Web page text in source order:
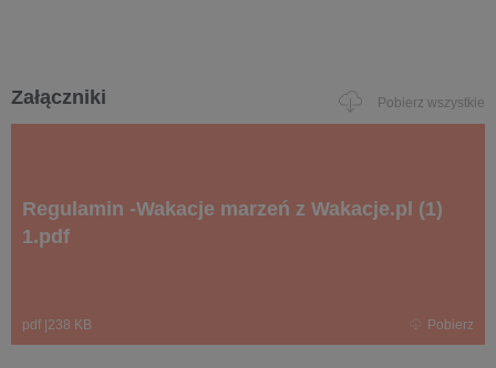
Załączniki Pobierz wszystkie
Regulamin -Wakacje marzeń z Wakacje.pl (1)
1.pdf
pdf 238 KB Pobierz